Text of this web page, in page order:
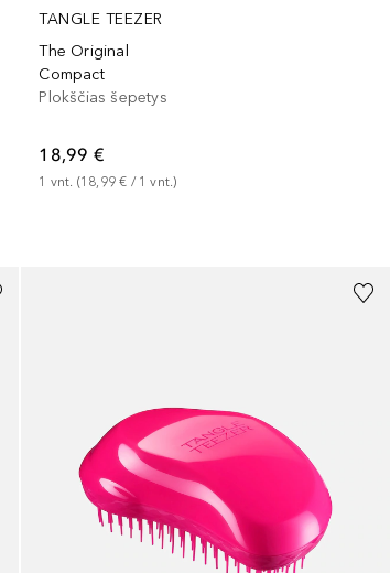
TANGLE TEEZER
The Original
Compact
Plokščias šepetys
18,99 €
1 vnt. (18,99 € / 1 vnt.)